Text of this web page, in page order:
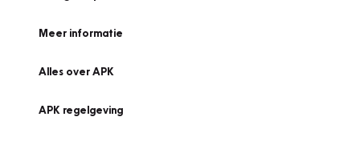
Meer informatie
Alles over APK
APK regelgeving